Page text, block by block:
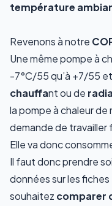
température
Revenons à notre
Une même pompe à
-7°C/55 qu’à +7/55 et
chauffant ou de
la pompe à chaleur
demande de travailler
Elle va donc
Il faut donc prendre
données sur les
souhaitez comparer